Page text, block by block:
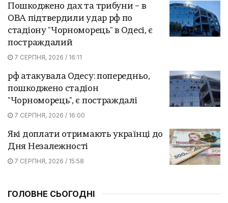
Пошкоджено дах та трибуни – в
ОВА підтвердили удар рф по
стадіону "Чорноморець" в Одесі, є
постраждалий
7 СЕРПНЯ, 2026 / 16:11
рф атакувала Одесу: попередньо,
пошкоджено стадіон
"Чорноморець", є постраждалі
7 СЕРПНЯ, 2026 / 16:00
Які доплати отримають українці до
Дня Незалежності
7 СЕРПНЯ, 2026 / 15:58
ГОЛОВНЕ СЬОГОДНІ